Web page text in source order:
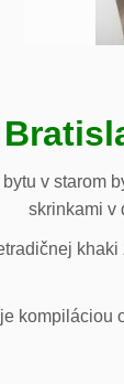
v starom
skrinkami v
kompiláciou